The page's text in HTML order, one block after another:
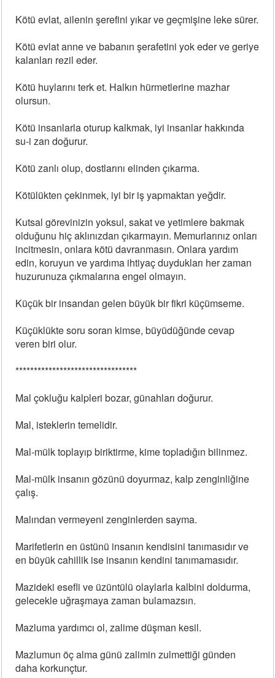
Kötü evlat, ailenin şerefini yıkar ve geçmişine leke sürer.
Kötü evlat anne ve babanın şerafetini yok eder ve geriye
kalanları rezil eder.
Kötü huylarını terk et. Halkın hürmetlerine mazhar
olursun.
Kötü insanlarla oturup kalkmak, iyi insanlar hakkında
su-i zan doğurur.
Kötü zanlı olup, dostlarını elinden çıkarma.
Kötülükten çekinmek, iyi bir iş yapmaktan yeğdir.
Kutsal görevinizin yoksul, sakat ve yetimlere bakmak
olduğunu hiç aklınızdan çıkarmayın. Memurlarınız onları
incitmesin, onlara kötü davranmasın. Onlara yardım
edin, koruyun ve yardıma ihtiyaç duydukları her zaman
huzurunuza çıkmalarına engel olmayın.
Küçük bir insandan gelen büyük bir fikri küçümseme.
Küçüklükte soru soran kimse, büyüdüğünde cevap
veren biri olur.
*********************************
Mal çokluğu kalpleri bozar, günahları doğurur.
Mal, isteklerin temelidir.
Mal-mülk toplayıp biriktirme, kime topladığın bilinmez.
Mal-mülk insanın gözünü doyurmaz, kalp zenginliğine
çalış.
Malından vermeyeni zenginlerden sayma.
Marifetlerin en üstünü insanın kendisini tanımasıdır ve
en büyük cahillik ise insanın kendini tanımamasıdır.
Mazideki esefli ve üzüntülü olaylarla kalbini doldurma,
gelecekle uğraşmaya zaman bulamazsın.
Mazluma yardımcı ol, zalime düşman kesil.
Mazlumun öç alma günü zalimin zulmettiği günden
daha korkunçtur.